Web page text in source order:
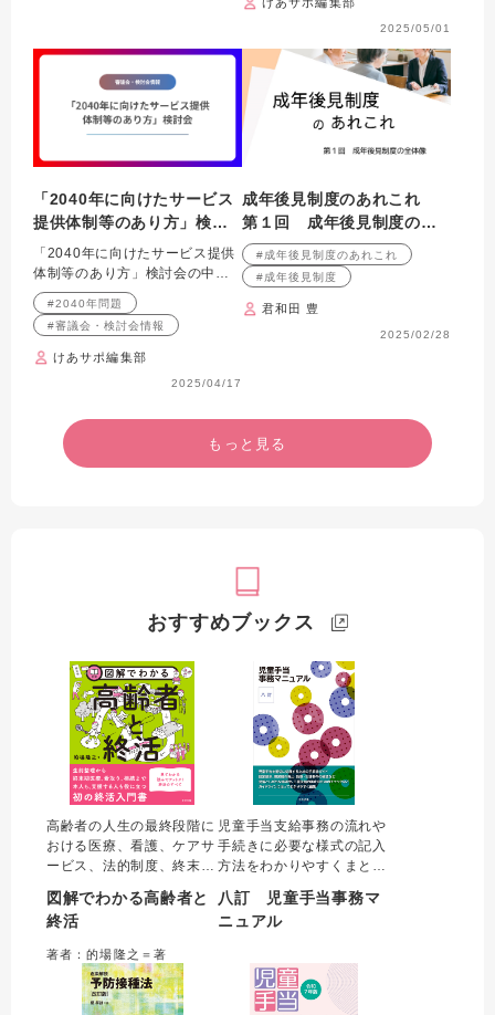
2025/05/01
「2040年に向けたサービス
提供体制等のあり方」検討
会
「2040年に向けたサービス提供
体制等のあり方」検討会の中間
とりまとめの内容を紹介します
#2040年問題
#審議会・検討会情報
けあサポ編集部
2025/04/17
成年後見制度のあれこれ
第１回 成年後見制度の全
体像
#成年後見制度のあれこれ
#成年後見制度
君和田 豊
2025/02/28
もっと見る
おすすめブックス
高齢者の人生の最終段階に
おける医療、看護、ケアサ
ービス、法的制度、終末期
くまとめた初の「終活入門
書」。著者が持つ、行政書
員の資格を活かし、医療・
福祉・法務の各分野を横断
した他書にはない包括的な
図解でわかる高齢者と
終活
著者：的場隆之＝著
児童手当支給事務の流れや
手続きに必要な様式の記入
方法をわかりやすくまとめ
新版。児童手当関係事務処
理通知を編集し、支給事務
の記入例を収載。令和６年
10月の改正に伴う所得制限
の撤廃や支給額の見直しな
八訂 児童手当事務マ
ニュアル